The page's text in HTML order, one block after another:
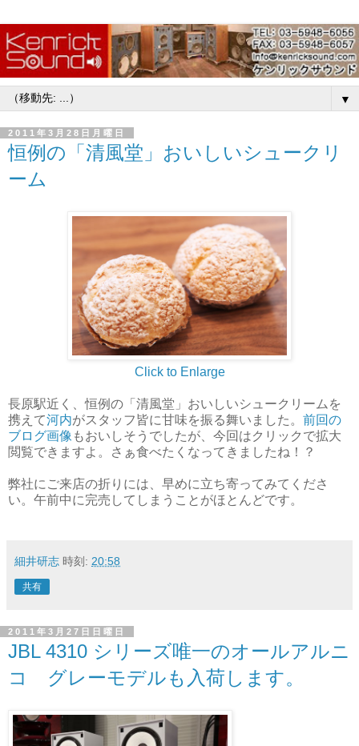
▼
2011年3月28日月曜日
恒例の「清風堂」おいしいシュークリ
ーム
Click to Enlarge
長原駅近く、恒例の「清風堂」おいしいシュークリームを
携えて河内がスタッフ皆に甘味を振る舞いました。 前回の
ブログ画像 もおいしそうでしたが、今回はクリックで拡大
閲覧できますよ。さぁ食べたくなってきましたね！？
弊社にご来店の折りには、早めに立ち寄ってみてくださ
い。午前中に完売してしまうことがほとんどです。
細井研志 時刻: 20:58
共有
2011年3月27日日曜日
JBL 4310 シリーズ唯一のオールアルニ
コ グレーモデルも入荷します。